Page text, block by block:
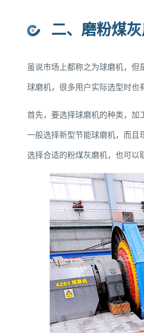
二、磨粉煤
虽说市场上都称之为球磨机，
球磨机，很多用户实际选型时也
首先，要选择球磨机的种类，加
一般选择新型节能球磨机，而且
选择合适的粉煤灰磨机，也可以